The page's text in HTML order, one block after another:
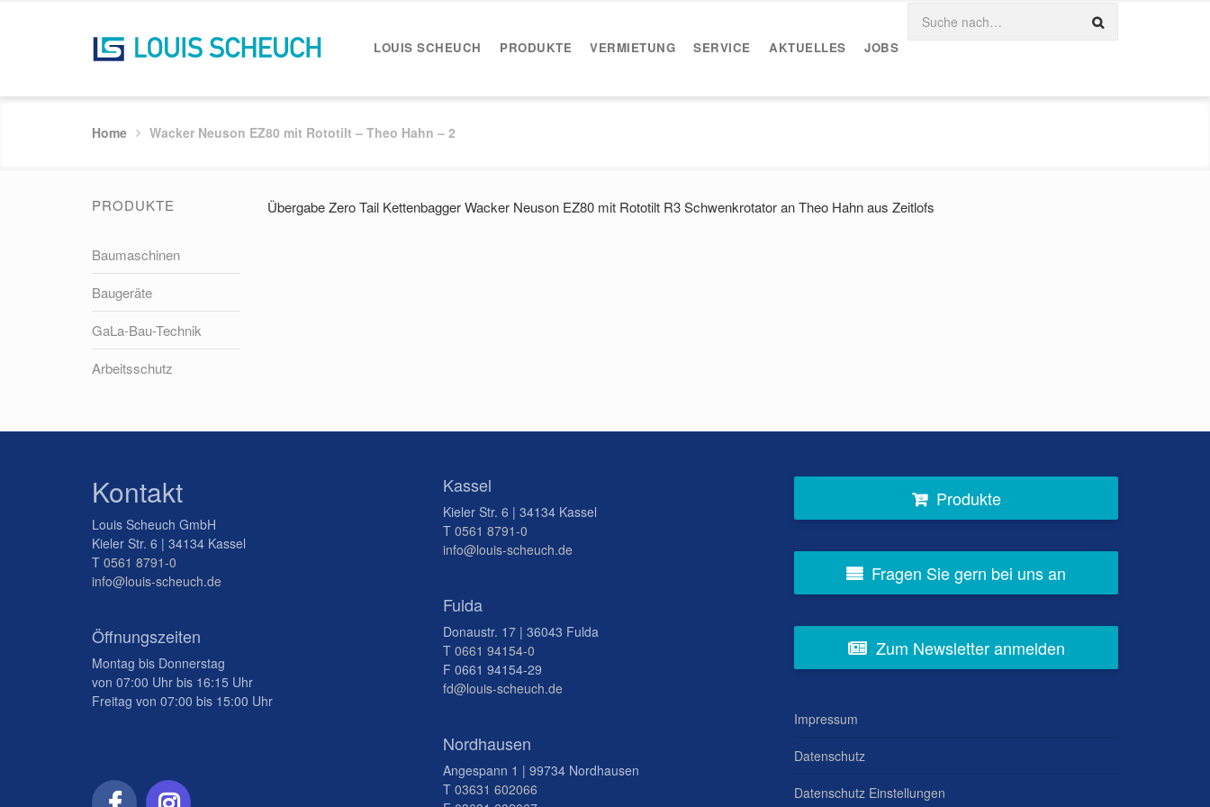
LOUIS SCHEUCH PRODUKTE VERMIETUNG SERVICE AKTUELLES JOBS
Home Wacker Neuson EZ80 mit Rototilt – Theo Hahn – 2
PRODUKTE
Baumaschinen
Baugeräte
GaLa-Bau-Technik
Arbeitsschutz
Übergabe Zero Tail Kettenbagger Wacker Neuson EZ80 mit Rototilt R3 Schwenkrotator an Theo Hahn aus Zeitlofs
Kontakt
Louis Scheuch GmbH
Kieler Str. 6 | 34134 Kassel
T 0561 8791-0
info@louis-scheuch.de
Öffnungszeiten
Montag bis Donnerstag
von 07:00 Uhr bis 16:15 Uhr
Freitag von 07:00 bis 15:00 Uhr
Kassel
Kieler Str. 6 | 34134 Kassel
T 0561 8791-0
info@louis-scheuch.de
Fulda
Donaustr. 17 | 36043 Fulda
T 0661 94154-0
F 0661 94154-29
fd@louis-scheuch.de
Nordhausen
Angespann 1 | 99734 Nordhausen
T 03631 602066
Produkte
Fragen Sie gern bei uns an
Zum Newsletter anmelden
Impressum
Datenschutz
Datenschutz Einstellungen